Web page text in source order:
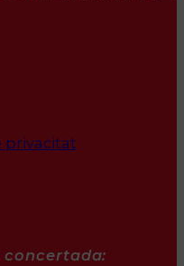
privacitat
concertada: